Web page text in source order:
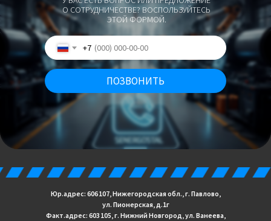
О СОТРУДНИЧЕСТВЕ? ВОСПОЛЬЗУЙТЕСЬ
ЭТОЙ ФОРМОЙ.
+7
ПОЗВОНИТЬ
Юр.адрес: 606 107, Нижегородская обл., г. Павлово,
ул. Пионерская, д.1г
Факт.адрес: 603 105, г. Нижний Новгород, ул. Ванеева,